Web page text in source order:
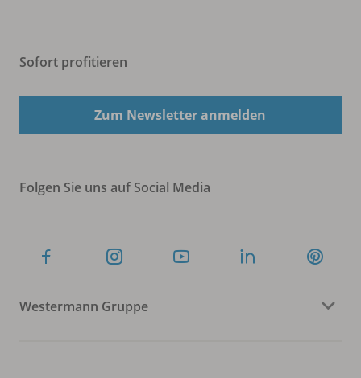
Sofort profitieren
Zum Newsletter anmelden
Folgen Sie uns auf Social Media
Westermann Gruppe